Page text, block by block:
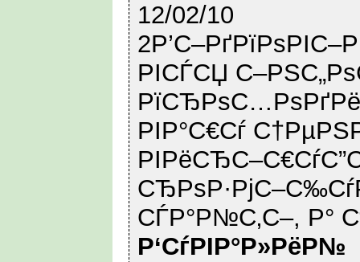
12/02/10
РІСЃСЏ
РІР°С€Сѓ
СЃР°Р№С‚С–, Р°
Р‘СѓРІР°Р»РёР№